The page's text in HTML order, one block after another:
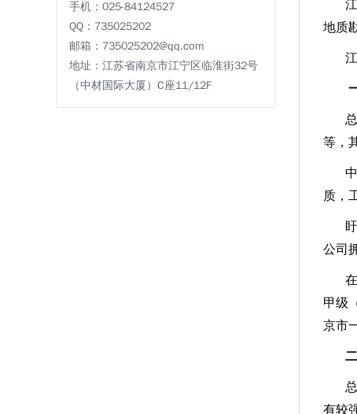
手机：025-84124527
QQ：735025202
邮箱：735025202@qq.com
地址：江苏省南京市江宁区临淮街32号
（中材国际大厦）C座11/12F
地质
等，
质，
公司
甲级
京市
有较